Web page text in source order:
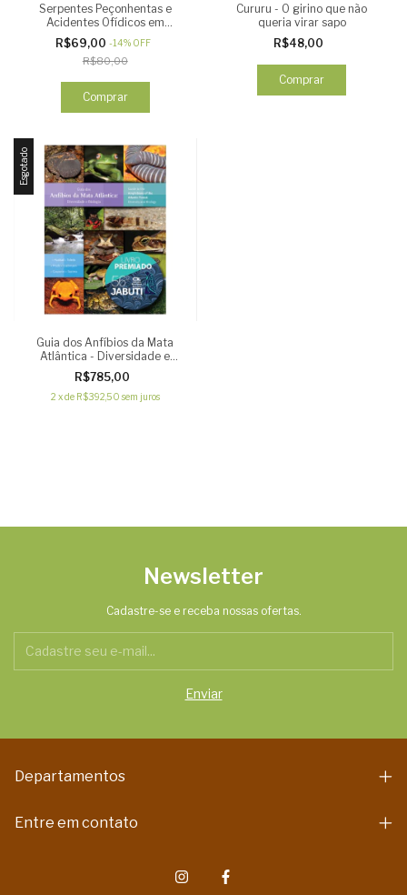
Serpentes Peçonhentas e
Acidentes Ofídicos em
Rondônia
R$69,00-14% OFF
R$80,00
Cururu - O girino que não
queria virar sapo
R$48,00
Esgotado
Guia dos Anfíbios da Mata
Atlântica - Diversidade e
Biologia
R$785,00
2 xde R$392,50 sem juros
Newsletter
Cadastre-se e receba nossas ofertas.
Departamentos
Entre em contato